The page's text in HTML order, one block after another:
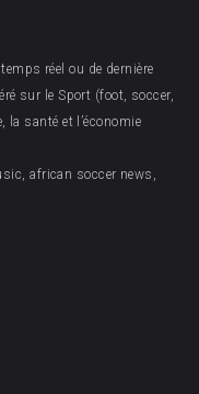
réel ou de dernière
sur le Sport (foot, soccer,
la santé et l’économie
african soccer news,